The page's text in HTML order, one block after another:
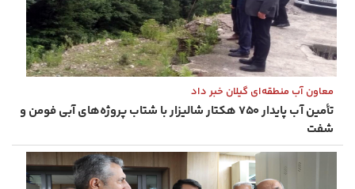
معاون آب منطقه‌ای گیلان خبر داد
تأمین آب پایدار ۷۵۰ هکتار شالیزار با شتاب پروژه‌های آبی فومن و
شفت